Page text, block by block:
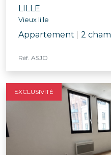
LILLE
Vieux lille
Appartement 2
Réf. ASJO
EXCLUSIVITÉ